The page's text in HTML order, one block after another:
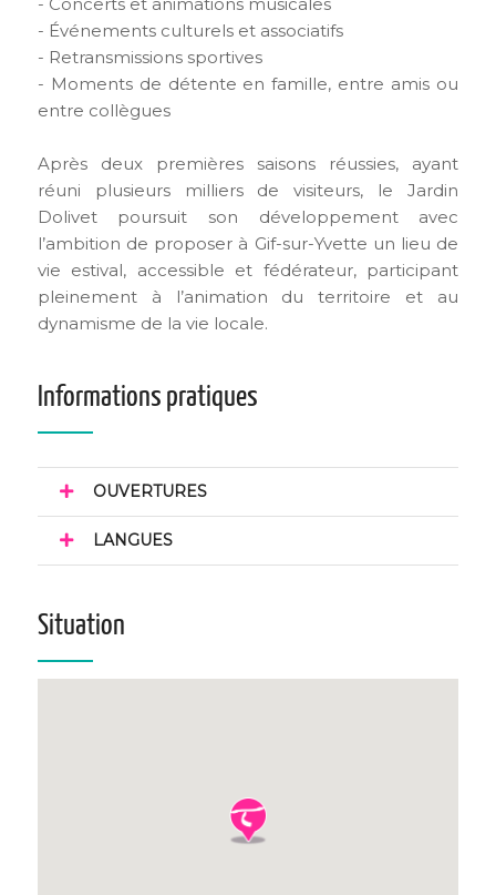
- Événements culturels et associatifs
- Retransmissions sportives
- Moments de détente en famille, entre amis ou
entre collègues
Après deux premières saisons réussies, ayant
réuni plusieurs milliers de visiteurs, le Jardin
Dolivet poursuit son développement avec
l’ambition de proposer à Gif-sur-Yvette un lieu de
vie estival, accessible et fédérateur, participant
pleinement à l’animation du territoire et au
dynamisme de la vie locale.
Informations pratiques
OUVERTURES
LANGUES
Situation